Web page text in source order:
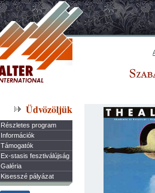
Üdvözöljük
Részletes program
Információk
Támogatók
Ex-stasis fesztiválújság
Galéria
Kisesszé pályázat